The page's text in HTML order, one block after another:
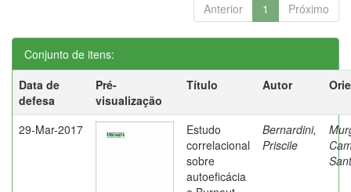
Anterior 1 Próximo
Conjunto de itens:
Data de
defesa
Pré-
visualização
Título Autor
29-Mar-2017
Estudo
correlacional
sobre
autoeficácia
Bernardini,
Priscile